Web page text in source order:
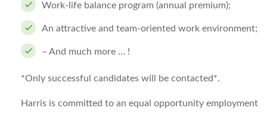
Work-life balance program (annual premium);
An attractive and team-oriented work environment;
– And much more … !
*Only successful candidates will be contacted*.
Harris is committed to an equal opportunity employment